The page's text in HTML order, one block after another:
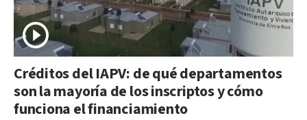
Créditos del IAPV: de qué departamentos
son la mayoría de los inscriptos y cómo
funciona el financiamiento